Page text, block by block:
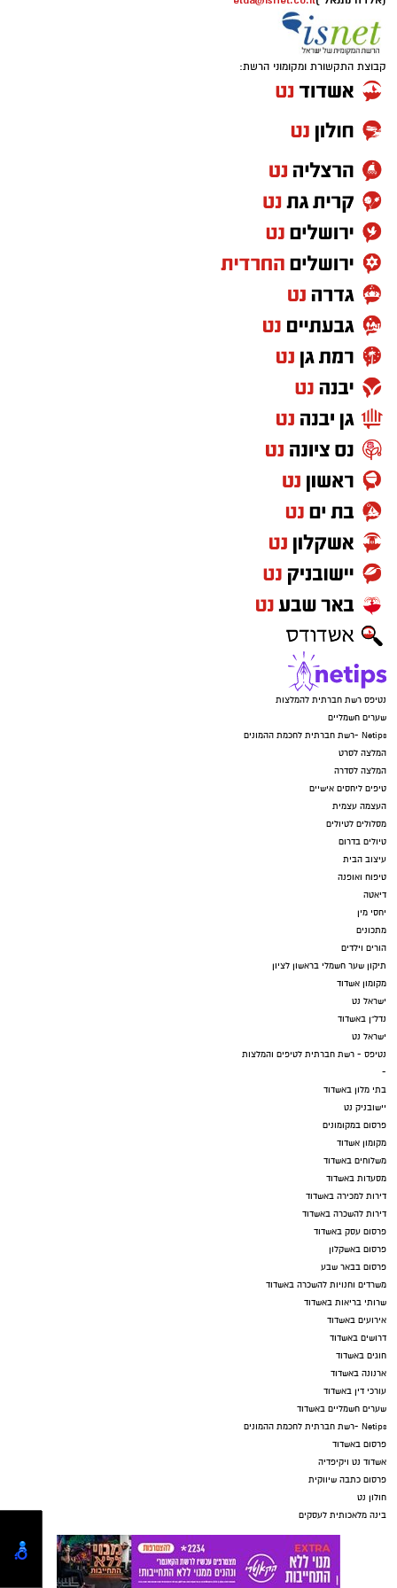
קבוצת התקשורת ומקומוני הרשת:
נטיפס רשת חברתית להמלצות
שערים חשמליים
Netips -רשת חברתית לחכמת ההמונים
המלצה לסרט
המלצה לסדרה
טיפים ליחסים אישיים
העצמה עצמית
מסלולים לטיולים
טיולים בדרום
עיצוב הבית
טיפוח ואופנה
דיאטה
יחסי מין
מתכונים
הורים וילדים
תיקון שער חשמלי בראשון לציון
מקומון אשדוד
ישראל נט
נדל"ן באשדוד
ישראל נט
נטיפס - רשת חברתית לטיפים והמלצות
-
בתי מלון באשדוד
יישובניק נט
פרסום במקומונים
מקומון אשדוד
משלוחים באשדוד
מסעדות באשדוד
דירות למכירה באשדוד
דירות להשכרה באשדוד
פרסום עסק באשדוד
פרסום באשקלון
פרסום בבאר שבע
משרדים וחנויות להשכרה באשדוד
שרותי בריאות באשדוד
אירועים באשדוד
דרושים באשדוד
חוגים באשדוד
ארנונה באשדוד
עורכי דין באשדוד
שערים חשמליים באשדוד
Netips -רשת חברתית לחכמת ההמונים
פרסום באשדוד
אשדוד נט ויקיפדיה
פרסום כתבה שיווקית
חולון נט
בינה מלאכותית לעסקים